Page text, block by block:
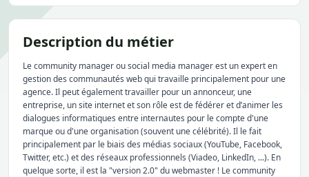
Description du métier
Le community manager ou social media manager est un expert en
gestion des communautés web qui travaille principalement pour une
agence. Il peut également travailler pour un annonceur, une
entreprise, un site internet et son rôle est de fédérer et d’animer les
dialogues informatiques entre internautes pour le compte d'une
marque ou d'une organisation (souvent une célébrité). Il le fait
principalement par le biais des médias sociaux (YouTube, Facebook,
Twitter, etc.) et des réseaux professionnels (Viadeo, LinkedIn, ...). En
quelque sorte, il est la "version 2.0" du webmaster ! Le community